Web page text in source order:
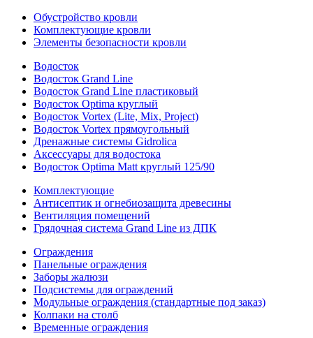
Обустройство кровли
Комплектующие кровли
Элементы безопасности кровли
Водосток
Водосток Grand Line
Водосток Grand Line пластиковый
Водосток Optima круглый
Водосток Vortex (Lite, Mix, Project)
Водосток Vortex прямоугольный
Дренажные системы Gidrolica
Аксессуары для водостока
Водосток Optima Matt круглый 125/90
Комплектующие
Антисептик и огнебиозащита древесины
Вентиляция помещений
Грядочная система Grand Line из ДПК
Ограждения
Панельные ограждения
Заборы жалюзи
Подсистемы для ограждений
Модульные ограждения (стандартные под заказ)
Колпаки на столб
Временные ограждения